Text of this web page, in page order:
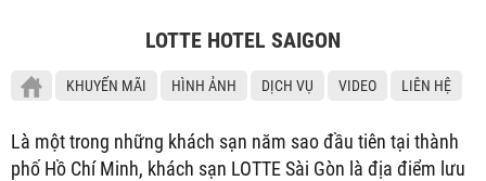
LOTTE HOTEL SAIGON
KHUYẾN MÃI HÌNH ẢNH DỊCH VỤ VIDEO LIÊN HỆ
Là một trong những khách sạn năm sao đầu tiên tại thành
phố Hồ Chí Minh, khách sạn LOTTE Sài Gòn là địa điểm lưu